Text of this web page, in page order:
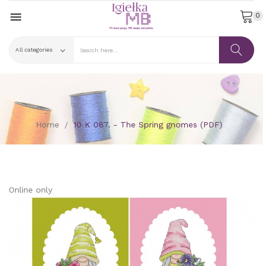
 0
Home 10 K 087. - The Spring gnomes (PDF)
Online only